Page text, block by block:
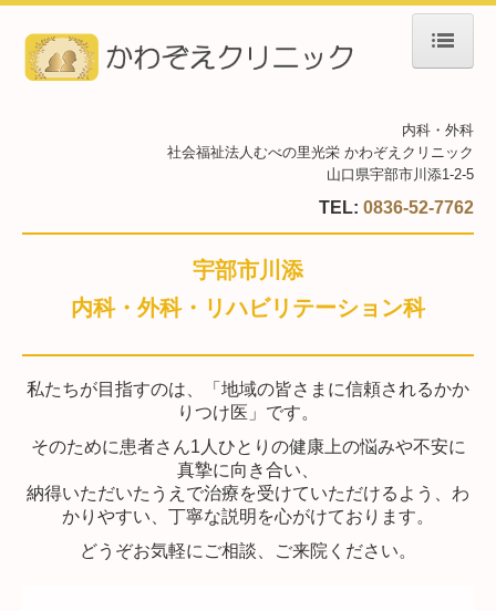
施設・設備のご案内
院長の一口メモ
デイケアセンターかわぞえ
内科・外科
社会福祉法人むべの里光栄 かわぞえクリニック
山口県宇部市川添1-2-5
TEL: 0836-52-7762
宇部市川添
内科・外科・リハビリテーション科
私たちが目指すのは、「地域の皆さまに信頼されるかか
りつけ医」です。
そのために患者さん1人ひとりの健康上の悩みや不安に
真摯に向き合い、
納得いただいたうえで治療を受けていただけるよう、 わ
かりやすい、丁寧な説明を心がけております。
どうぞお気軽にご相談、ご来院ください。